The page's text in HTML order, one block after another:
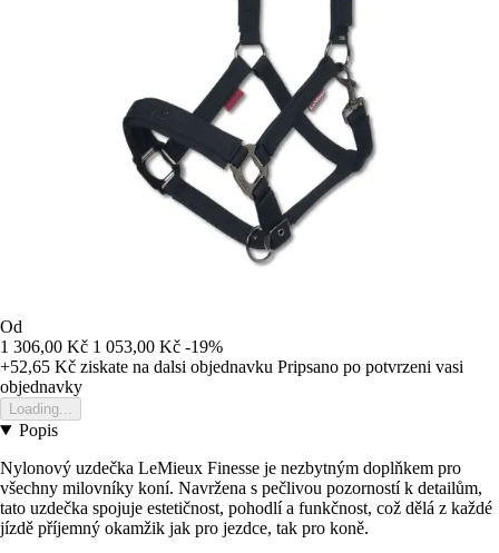
Od
1 306,00 Kč 1 053,00 Kč -19%
+52,65 Kč ziskate na dalsi objednavku Pripsano po potvrzeni vasi
objednavky
Loading...
Popis
Nylonový uzdečka LeMieux Finesse je nezbytným doplňkem pro
všechny milovníky koní. Navržena s pečlivou pozorností k detailům,
tato uzdečka spojuje estetičnost, pohodlí a funkčnost, což dělá z každé
jízdě příjemný okamžik jak pro jezdce, tak pro koně.